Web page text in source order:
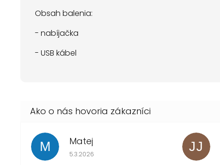
Obsah balenia:
- nabíjačka
- USB kábel
M Matej
Hodnotenie obchodu je 1 z 5 hviezdičiek.
5.3.2026
JJ